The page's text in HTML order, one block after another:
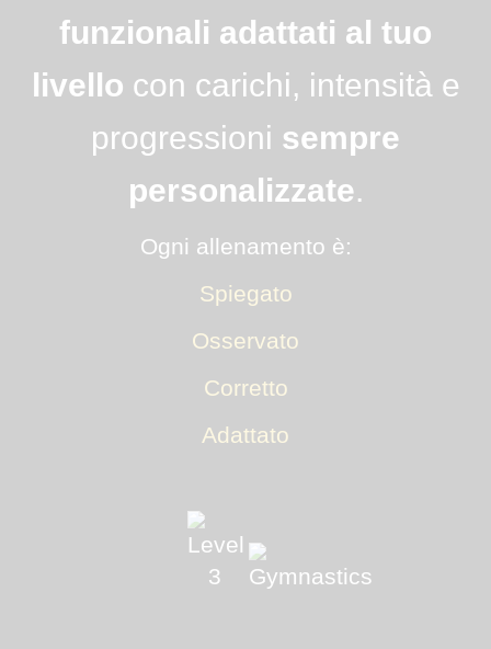
funzionali adattati al tuo
livello con carichi, intensità e
progressioni sempre
personalizzate.
Ogni allenamento è:
Spiegato
Osservato
Corretto
Adattato